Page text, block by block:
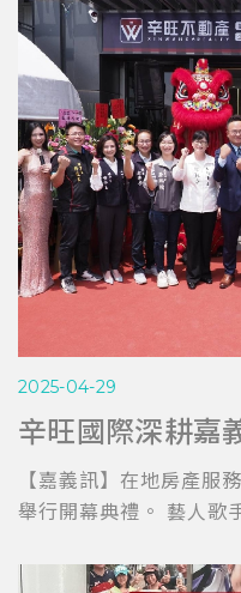
2025-04-29
【嘉義訊】在地房產服
舉行開幕典禮。 藝人歌